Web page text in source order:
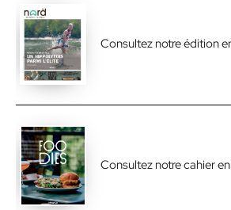
Consultez notre édition
Consultez notre cahier